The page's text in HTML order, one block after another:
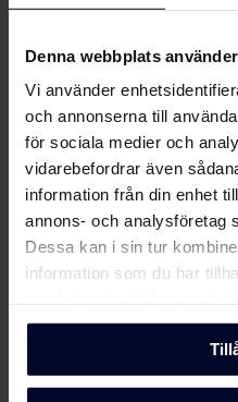
Denna webbplats
Vi använder
och annonserna till
för sociala medier och
vidarebefordrar även
information från din enhet
annons- och analysföretag
Dessa kan i sin tur
information som du har
De
kokzonerna
stor
får
effektivare,
placera